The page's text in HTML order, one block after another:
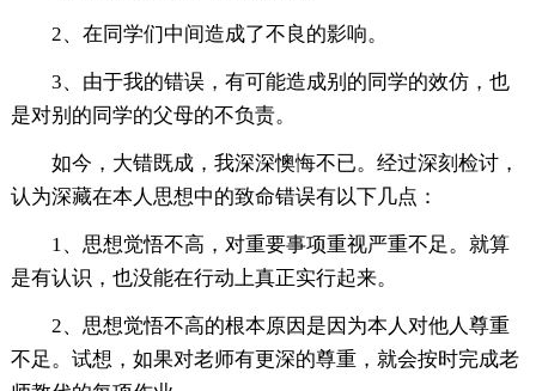
2、在同学们中间造成了不良的影响。
3、由于我的错误，有可能造成别的同学的效仿，也
是对别的同学的父母的不负责。
如今，大错既成，我深深懊悔不已。经过深刻检讨，
认为深藏在本人思想中的致命错误有以下几点：
1、思想觉悟不高，对重要事项重视严重不足。就算
是有认识，也没能在行动上真正实行起来。
2、思想觉悟不高的根本原因是因为本人对他人尊重
不足。试想，如果对老师有更深的尊重，就会按时完成老